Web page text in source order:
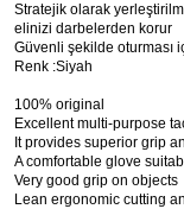
Stratejik olarak
elinizi darbelerden korur
Güvenli şekilde oturması
Renk :Siyah
100% original
Excellent multi-purpose
It provides superior grip
A comfortable glove
Very good grip on objects
Lean ergonomic cutting